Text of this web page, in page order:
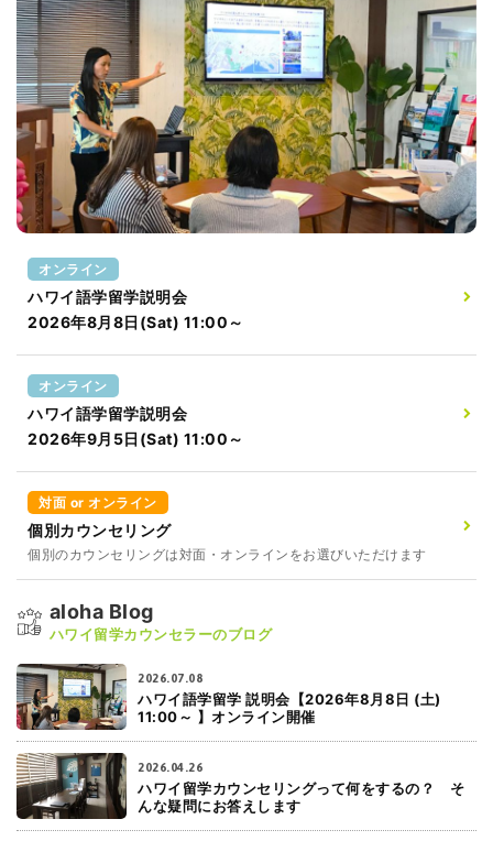
オンライン
ハワイ語学留学説明会
2026年8月8日(Sat) 11:00～
オンライン
ハワイ語学留学説明会
2026年9月5日(Sat) 11:00～
対面 or オンライン
個別カウンセリング
個別のカウンセリングは対面・オンラインをお選びいただけます
aloha Blog
ハワイ留学カウンセラーのブログ
2026.07.08
ハワイ語学留学 説明会【2026年8月8日 (土)
11:00～ 】オンライン開催
2026.04.26
ハワイ留学カウンセリングって何をするの？ そ
んな疑問にお答えします